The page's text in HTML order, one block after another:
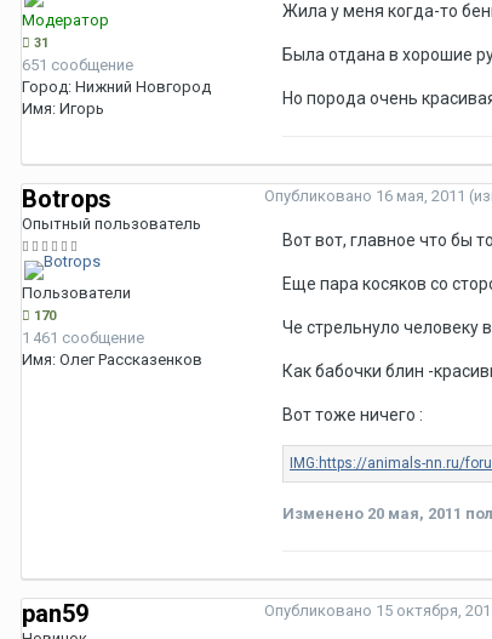
Модератор
31
651 сообщение
Город: Нижний Новгород
Имя: Игорь
Жила у меня когда-то
Была отдана в хорошие
Но порода очень
Botrops
Опытный пользователь
Пользователи
170
1 461 сообщение
Имя: Олег Рассказенков
Опубликовано 16 мая, 2011
Вот вот, главное что бы
Еще пара косяков со
Че стрельнуло
Как бабочки блин -
Вот тоже ничего :
Изменено 20 мая, 2011
pan59 Опубликовано 15 октября,